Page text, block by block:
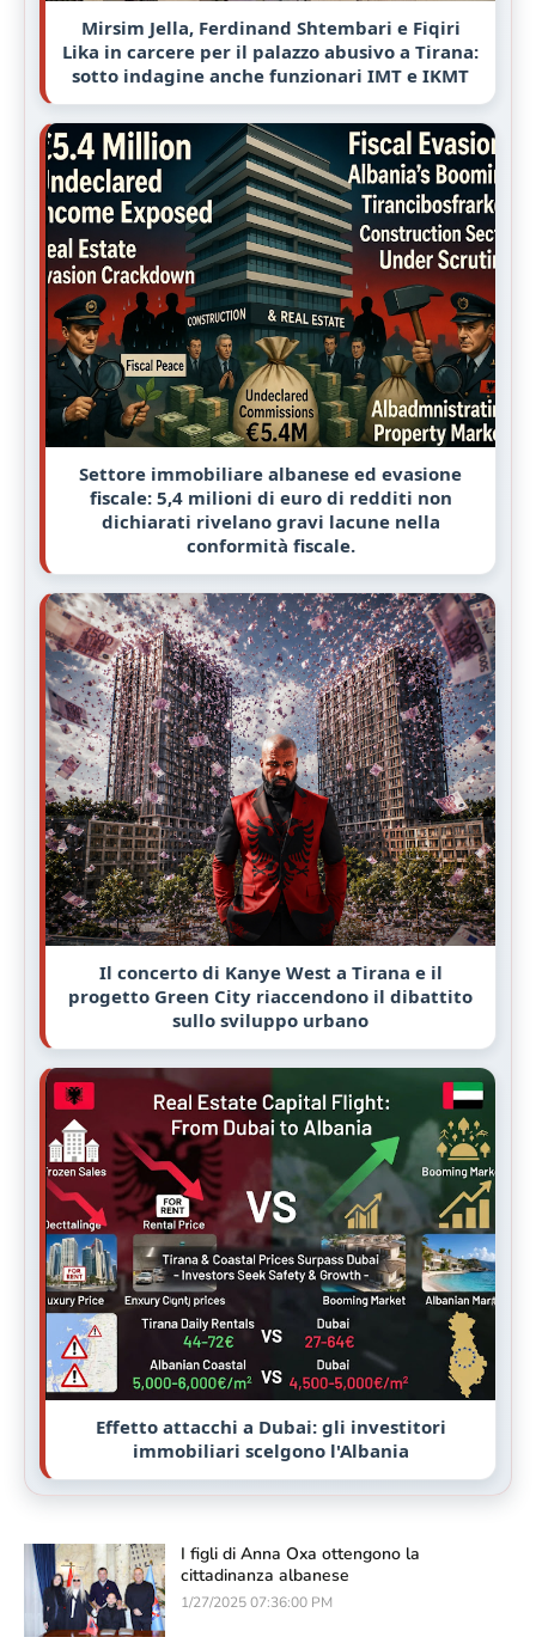
Mirsim Jella, Ferdinand Shtembari e Fiqiri
Lika in carcere per il palazzo abusivo a Tirana:
sotto indagine anche funzionari IMT e IKMT
Settore immobiliare albanese ed evasione
fiscale: 5,4 milioni di euro di redditi non
dichiarati rivelano gravi lacune nella
conformità fiscale.
Il concerto di Kanye West a Tirana e il
progetto Green City riaccendono il dibattito
sullo sviluppo urbano
Effetto attacchi a Dubai: gli investitori
immobiliari scelgono l'Albania
I figli di Anna Oxa ottengono la
cittadinanza albanese
1/27/2025 07:36:00 PM